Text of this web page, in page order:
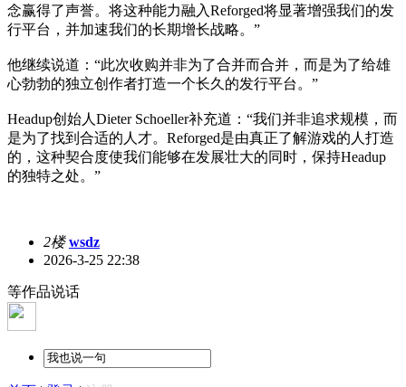
念赢得了声誉。将这种能力融入Reforged将显著增强我们的发
行平台，并加速我们的长期增长战略。”
他继续说道：“此次收购并非为了合并而合并，而是为了给雄
心勃勃的独立创作者打造一个长久的发行平台。”
Headup创始人Dieter Schoeller补充道：“我们并非追求规模，而
是为了找到合适的人才。Reforged是由真正了解游戏的人打造
的，这种契合度使我们能够在发展壮大的同时，保持Headup
的独特之处。”
2楼 wsdz
2026-3-25 22:38
等作品说话